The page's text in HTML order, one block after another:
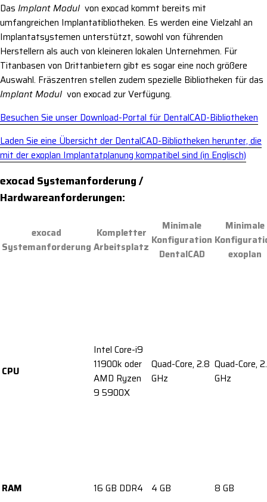
Das Implant Modul von exocad kommt bereits mit
umfangreichen Implantatibliotheken. Es werden eine Vielzahl an
Implantatsystemen unterstützt, sowohl von führenden
Herstellern als auch von kleineren lokalen Unternehmen. Für
Titanbasen von Drittanbietern gibt es sogar eine noch größere
Auswahl. Fräszentren stellen zudem spezielle Bibliotheken für das
Implant Modul von exocad zur Verfügung.
Besuchen Sie unser Download-Portal für DentalCAD-Bibliotheken
Laden Sie eine Übersicht der DentalCAD-Bibliotheken herunter, die
mit der exoplan Implantatplanung kompatibel sind (in Englisch)
exocad Systemanforderung /
Hardwareanforderungen:
exocad
Systemanforderung
Kompletter
Arbeitsplatz
Minimale
Konfiguration
DentalCAD
Minimale
exoplan
CPU
Intel Core-i9
11900k oder
AMD Ryzen
9 5900X
Quad-Core, 2.8
GHz
Quad-Core,
GHz
RAM 16 GB DDR4 4 GB 8 GB